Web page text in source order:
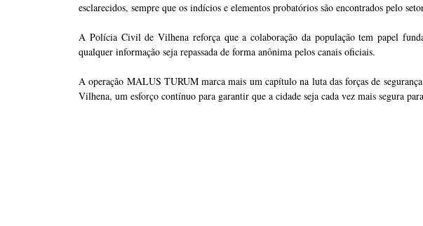
esclarecidos, sempre que os indícios e elementos probatórios são encontrados pelo
A Polícia Civil de Vilhena reforça que a colaboração da população tem papel
qualquer informação seja repassada de forma anônima pelos canais oficiais.
A operação MALUS TURUM marca mais um capítulo na luta das forças de
Vilhena, um esforço contínuo para garantir que a cidade seja cada vez mais segura